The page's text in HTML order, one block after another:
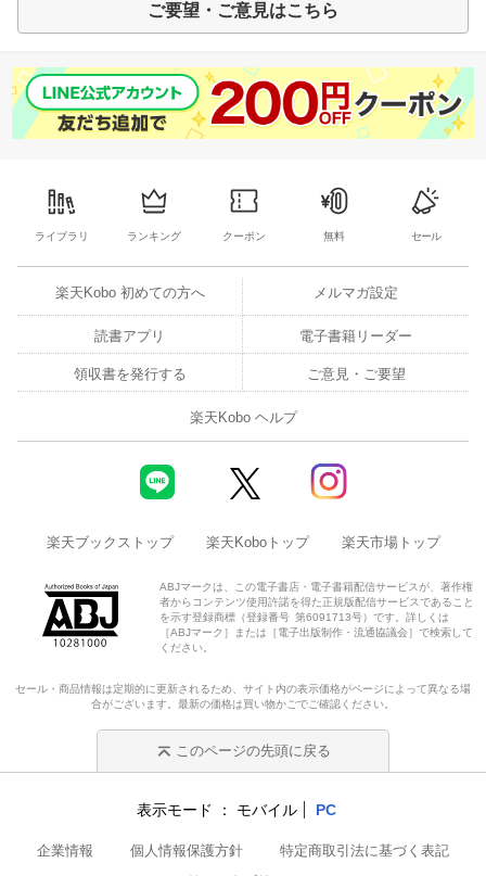
ご要望・ご意見はこちら
ライブラリ ランキング クーポン 無料 セール
楽天Kobo 初めての方へ メルマガ設定
読書アプリ 電子書籍リーダー
領収書を発行する ご意見・ご要望
楽天Kobo ヘルプ
楽天ブックストップ 楽天Koboトップ 楽天市場トップ
ABJマークは、この電子書店・電子書籍配信サービスが、著作権
者からコンテンツ使用許諾を得た正規版配信サービスであること
を示す登録商標（登録番号 第6091713号）です。詳しくは
［ABJマーク］または［電子出版制作・流通協議会］で検索して
ください。
セール・商品情報は定期的に更新されるため、サイト内の表示価格がページによって異なる場
合がございます。最新の価格は買い物かごでご確認ください。
このページの先頭に戻る
表示モード モバイル PC
企業情報 個人情報保護方針
特定商取引法に基づく表記